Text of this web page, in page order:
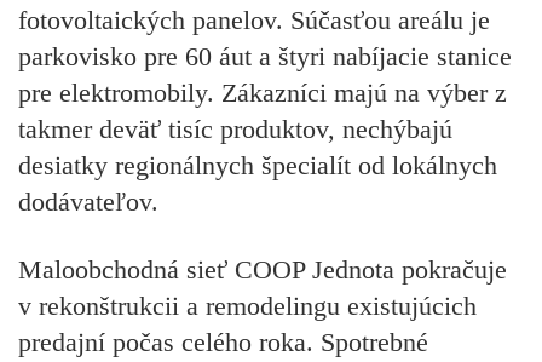
fotovoltaických panelov. Súčasťou areálu je
parkovisko pre 60 áut a štyri nabíjacie stanice
pre elektromobily. Zákazníci majú na výber z
takmer deväť tisíc produktov, nechýbajú
desiatky regionálnych špecialít od lokálnych
dodávateľov.
Maloobchodná sieť COOP Jednota pokračuje
v rekonštrukcii a remodelingu existujúcich
predajní počas celého roka. Spotrebné